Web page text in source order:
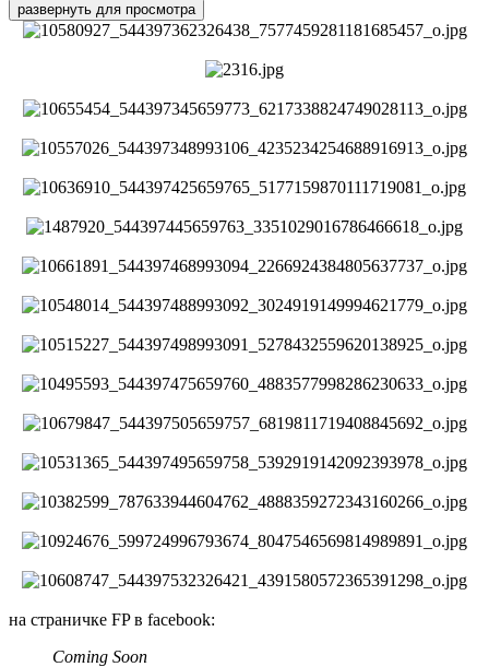
развернуть для просмотра
на страничке FP в facebook:
Coming Soon